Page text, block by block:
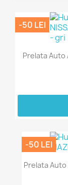
Prelata Auto
-50 LEI
Prelata Auto
-50 LEI